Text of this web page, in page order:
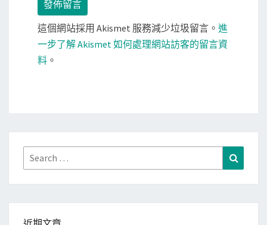
這個網站採用 Akismet 服務減少垃圾留言。 進
一步了解 Akismet 如何處理網站訪客的留言資
料 。
Search
for: